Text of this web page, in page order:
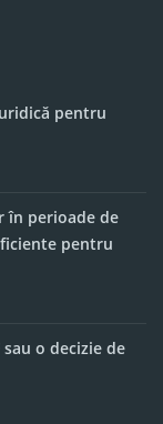
pentru
în perioade de
pentru
o decizie de